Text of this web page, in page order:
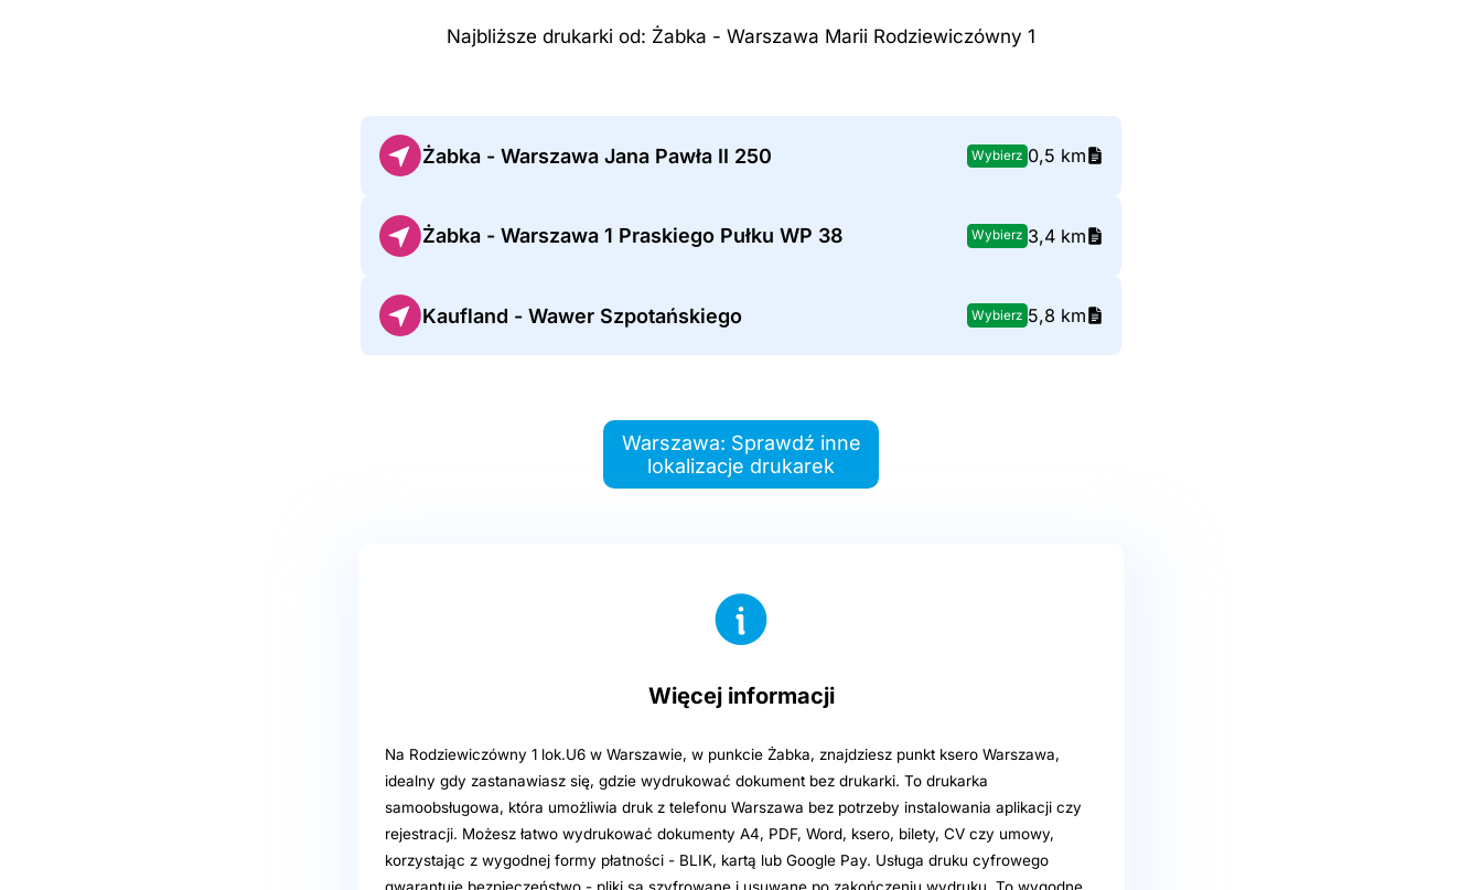
Najbliższe drukarki od: Żabka - Warszawa Marii Rodziewiczówny 1
Żabka - Warszawa Jana Pawła II 250 Wybierz 0,5 km
Żabka - Warszawa 1 Praskiego Pułku WP 38 Wybierz 3,4 km
Kaufland - Wawer Szpotańskiego Wybierz 5,8 km
Warszawa: Sprawdź inne
lokalizacje drukarek
Więcej informacji
Na Rodziewiczówny 1 lok.U6 w Warszawie, w punkcie Żabka, znajdziesz punkt ksero Warszawa,
idealny gdy zastanawiasz się, gdzie wydrukować dokument bez drukarki. To drukarka
samoobsługowa, która umożliwia druk z telefonu Warszawa bez potrzeby instalowania aplikacji czy
rejestracji. Możesz łatwo wydrukować dokumenty A4, PDF, Word, ksero, bilety, CV czy umowy,
korzystając z wygodnej formy płatności - BLIK, kartą lub Google Pay. Usługa druku cyfrowego